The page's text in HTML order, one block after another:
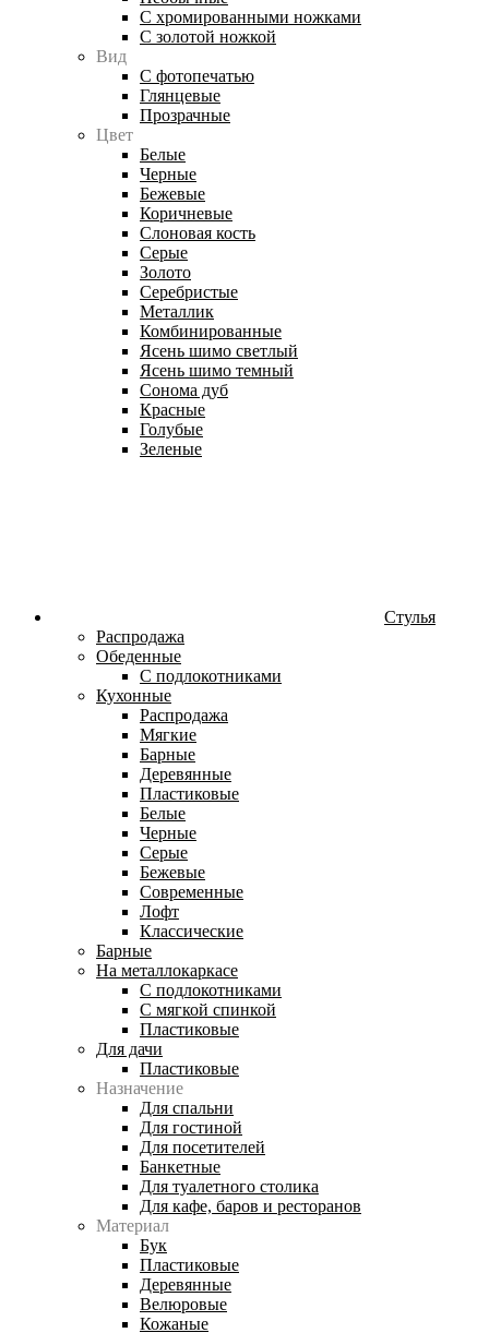
С хромированными ножками
С золотой ножкой
Вид
С фотопечатью
Глянцевые
Прозрачные
Цвет
Белые
Черные
Бежевые
Коричневые
Слоновая кость
Серые
Золото
Серебристые
Металлик
Комбинированные
Ясень шимо светлый
Ясень шимо темный
Сонома дуб
Красные
Голубые
Зеленые
Стулья
Распродажа
Обеденные
С подлокотниками
Кухонные
Распродажа
Мягкие
Барные
Деревянные
Пластиковые
Белые
Черные
Серые
Бежевые
Современные
Лофт
Классические
Барные
На металлокаркасе
С подлокотниками
С мягкой спинкой
Пластиковые
Для дачи
Пластиковые
Назначение
Для спальни
Для гостиной
Для посетителей
Банкетные
Для туалетного столика
Для кафе, баров и ресторанов
Материал
Бук
Пластиковые
Деревянные
Велюровые
Кожаные